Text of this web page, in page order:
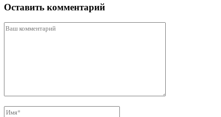
Оставить комментарий